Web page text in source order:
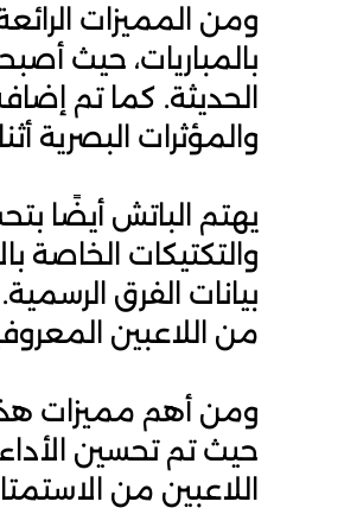
ومن المميزات
بالمباريات، حيث
الحديثة. كما تم
والمؤثرات البصرية
يهتم الباتش أيضًا
والتكتيكات الخاصة
بيانات الفرق
من اللاعبين
ومن أهم مميزات
حيث تم تحسين
اللاعبين من